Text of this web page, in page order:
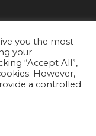
you the most
your
“Accept All”,
However,
a controlled